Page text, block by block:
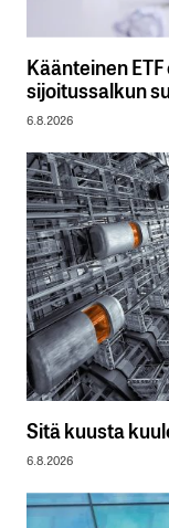
Käänteinen
sijoitussalkun
6.8.2026
Sitä kuusta
6.8.2026